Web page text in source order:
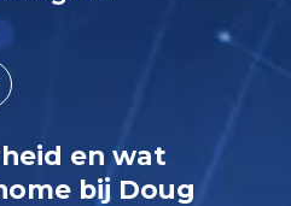
en wat
bij Doug